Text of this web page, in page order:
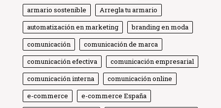
armario sostenible
Arregla tu armario
automatización en marketing
branding en moda
comunicación
comunicación de marca
comunicación efectiva
comunicación empresarial
comunicación interna
comunicación online
e-commerce
e-commerce España